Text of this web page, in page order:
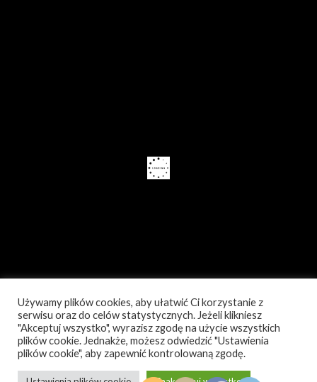
Używamy plików cookies, aby ułatwić Ci korzystanie z
serwisu oraz do celów statystycznych. Jeżeli klikniesz
"Akceptuj wszystko", wyrazisz zgodę na użycie wszystkich
plików cookie. Jednakże, możesz odwiedzić "Ustawienia
plików cookie", aby zapewnić kontrolowaną zgodę.